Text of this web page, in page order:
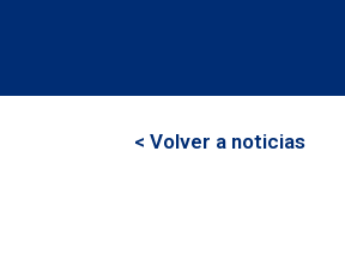
< Volver a noticias